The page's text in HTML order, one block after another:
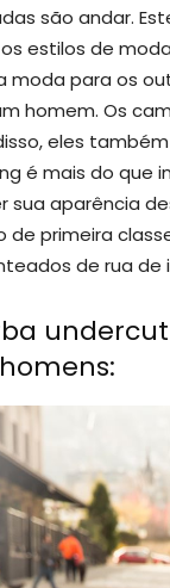
são andar.
estilos de
moda para os
homem. Os
eles
é mais do
sua aparência
primeira
de rua de